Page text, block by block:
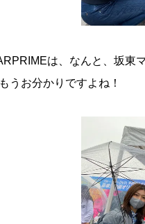
は、なんと、坂東
うお分かりですよね！